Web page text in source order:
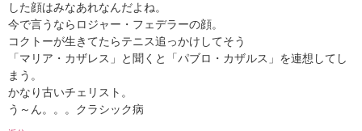
した顔はみなあれなんだよね。
今で言うならロジャー・フェデラーの顔。
コクトーが生きてたらテニス追っかけしてそう
「マリア・カザレス」と聞くと「パブロ・カザルス」を連想してし
まう。
かなり古いチェリスト。
う～ん。。。クラシック病